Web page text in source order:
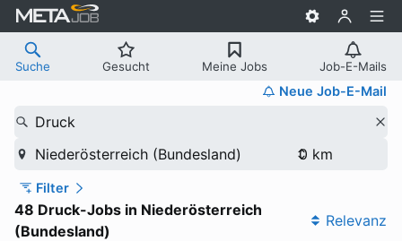
Suche Gesucht Meine Jobs Job-E-Mails
Neue Job-E-Mail
Druck
Niederösterreich (Bundesland)
Filter
48 Druck-Jobs in Niederösterreich
(Bundesland)
Relevanz